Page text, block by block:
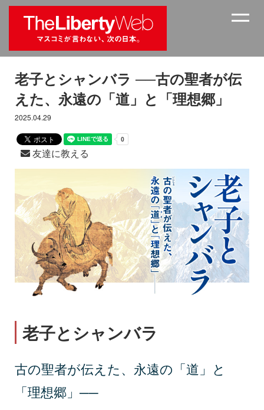
老子とシャンバラ ──古の聖者が伝
えた、永遠の「道」と「理想郷」
2025.04.29
友達に教える
老子とシャンバラ
古の聖者が伝えた、永遠の「道」と
「理想郷」──